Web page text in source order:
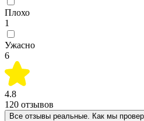
Плохо
1
Ужасно
6
4.8
120 отзывов
Все отзывы реальные. Как мы